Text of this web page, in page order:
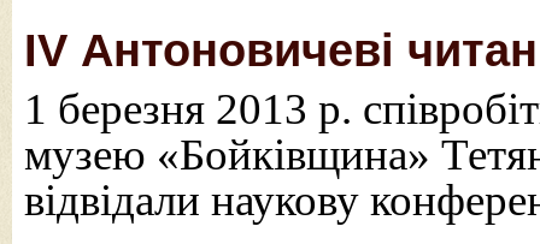
IV Антоновичеві
1 березня 2013 р.
музею «Бойківщина»
відвідали наукову